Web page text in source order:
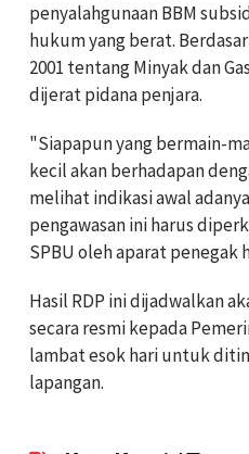
penyalahgunaan BBM
hukum yang berat.
2001 tentang Minyak dan
dijerat pidana penjara.
"Siapapun yang bermain-
kecil akan berhadapan
melihat indikasi awal
pengawasan ini harus
SPBU oleh aparat penegak
Hasil RDP ini dijadwalkan
secara resmi kepada
lambat esok hari untuk
lapangan.